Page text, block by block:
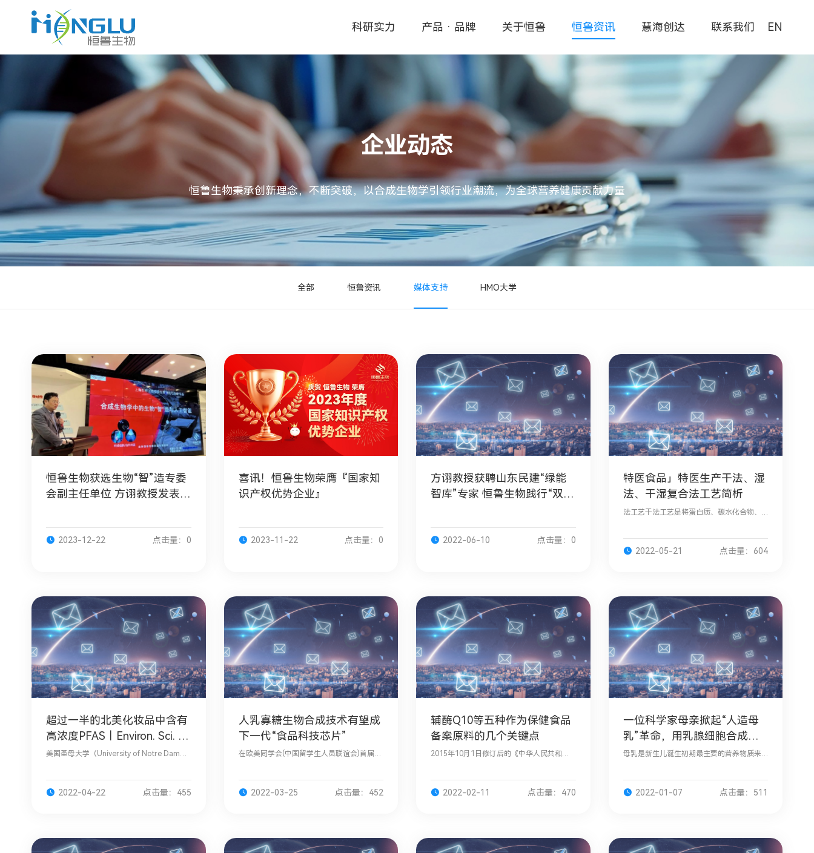
科研实力 产品 · 品牌 关于恒鲁 恒鲁资讯 慧海创达 联系我们 EN
企业动态
恒鲁生物秉承创新理念，不断突破，以合成生物学引领行业潮流，为全球营养健康贡献力量
全部 恒鲁资讯 媒体支持 HMO大学
恒鲁生物获选生物“智”造专委
会副主任单位 方诩教授发表演
2023-12-22 点击量：0
喜讯！恒鲁生物荣膺『国家知
识产权优势企业』
2023-11-22 点击量：0
方诩教授获聘山东民建“绿能
智库”专家 恒鲁生物践行“双
2022-06-10 点击量：0
特医食品」特医生产干法、湿
法、干湿复合法工艺简析
法工艺干法工艺是将蛋白质、碳水化合物、
骤，因此
2022-05-21 点击量：604
超过一半的北美化妆品中含有
高浓度PFAS｜Environ. Sci. Te
chnol. Lett.
美国圣母大学（University of Notre Dam
多氟烷基化合物（pe
2022-04-22 点击量：455
人乳寡糖生物合成技术有望成
下一代“食品科技芯片”
在欧美同学会(中国留学生人员联谊会)首届
山东大学方诩教授：
2022-03-25 点击量：452
辅酶Q10等五种作为保健食品
备案原料的几个关键点
2015年10月1日修订后的《中华人民共和国
品原料目录（一）》发布为保健食品
2022-02-11 点击量：470
一位科学家母亲掀起“人造母
乳”革命，用乳腺细胞合成母
乳，志在淘汰配方奶粉｜独家
母乳是新生儿诞生初期最主要的营养物质来
足新生儿身体发育所需能量，同时还能增强
新生儿免
2022-01-07 点击量：511